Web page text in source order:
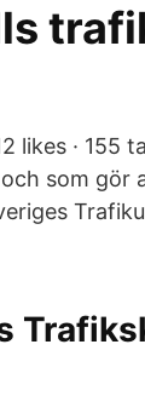
likes · 155
som gör